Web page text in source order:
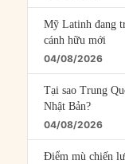
Mỹ Latinh đang
cánh hữu mới
04/08/2026
Tại sao Trung
Nhật Bản?
04/08/2026
Điểm mù chiến